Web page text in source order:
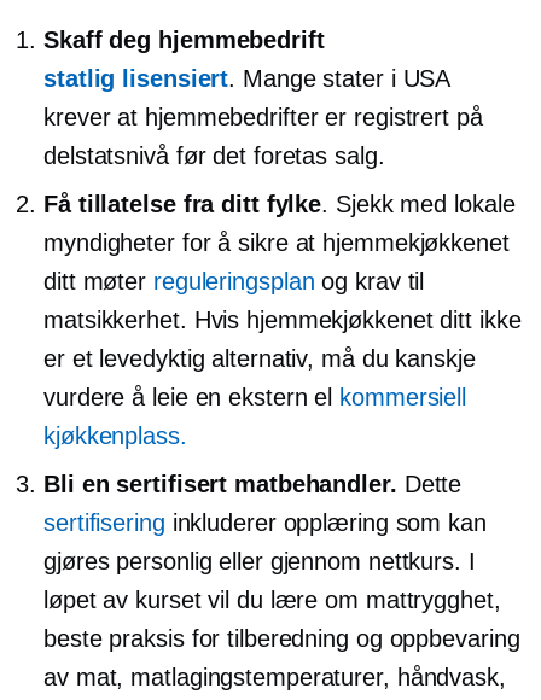
Skaff deg hjemmebedrift
statlig lisensiert. Mange stater i USA
krever at hjemmebedrifter er registrert på
delstatsnivå før det foretas salg.
Få tillatelse fra ditt fylke. Sjekk med lokale
myndigheter for å sikre at hjemmekjøkkenet
ditt møter reguleringsplan og krav til
matsikkerhet. Hvis hjemmekjøkkenet ditt ikke
er et levedyktig alternativ, må du kanskje
vurdere å leie en ekstern el kommersiell
kjøkkenplass.
Bli en sertifisert matbehandler. Dette
sertifisering inkluderer opplæring som kan
gjøres personlig eller gjennom nettkurs. I
løpet av kurset vil du lære om mattrygghet,
beste praksis for tilberedning og oppbevaring
av mat, matlagingstemperaturer, håndvask,